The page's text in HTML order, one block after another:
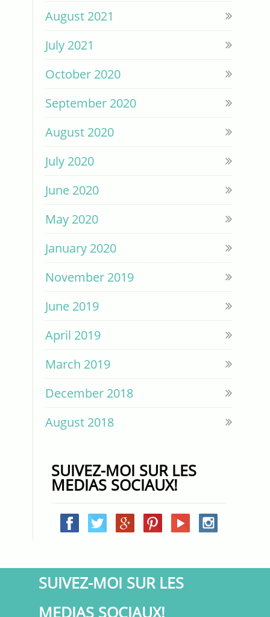
August 2021
July 2021
October 2020
September 2020
August 2020
July 2020
June 2020
May 2020
January 2020
November 2019
June 2019
April 2019
March 2019
December 2018
August 2018
SUIVEZ-MOI SUR LES
MEDIAS SOCIAUX!
SUIVEZ-MOI SUR LES
MEDIAS SOCIAUX!